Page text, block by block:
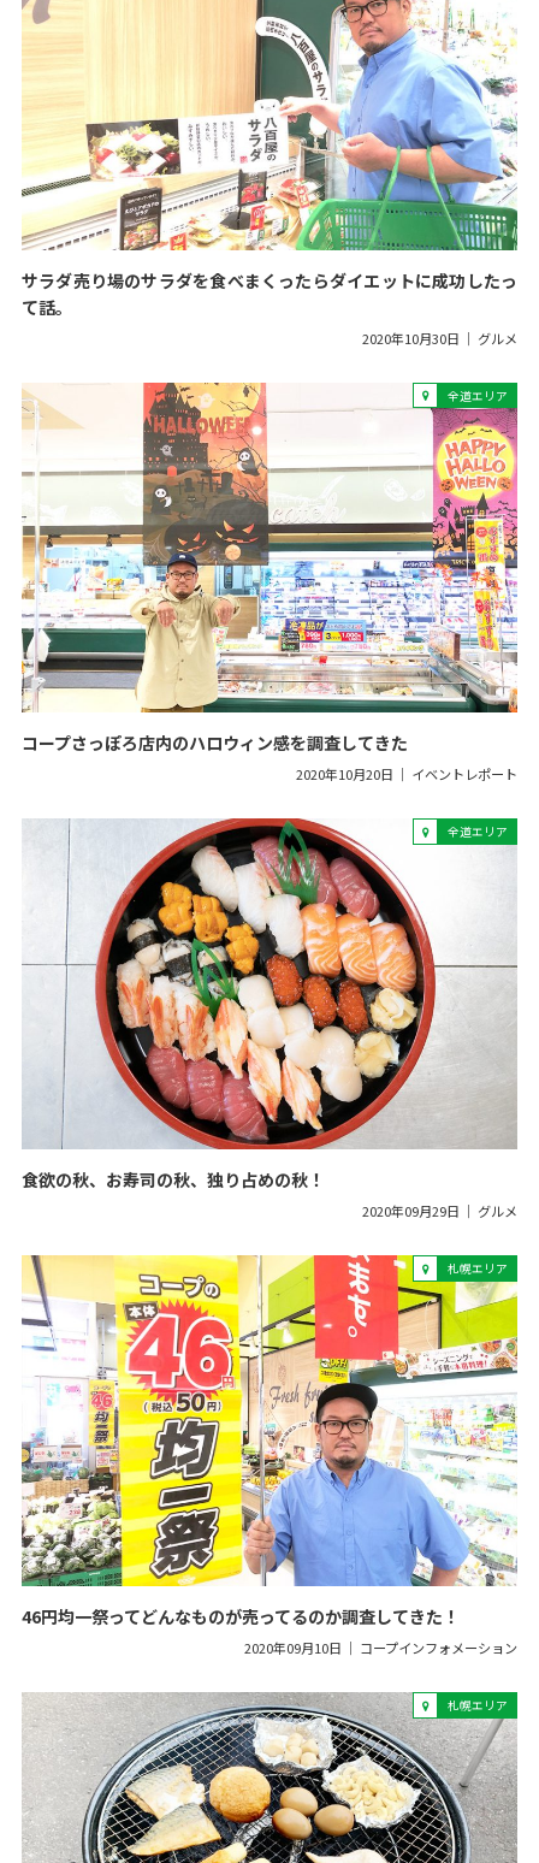
サラダ売り場のサラダを食べまくったらダイエットに成功したっ
て話。
2020年10月30日 グルメ
全道エリア
コープさっぽろ店内のハロウィン感を調査してきた
2020年10月20日 イベントレポート
全道エリア
食欲の秋、お寿司の秋、独り占めの秋！
2020年09月29日 グルメ
札幌エリア
46円均一祭ってどんなものが売ってるのか調査してきた！
2020年09月10日 コープインフォメーション
札幌エリア